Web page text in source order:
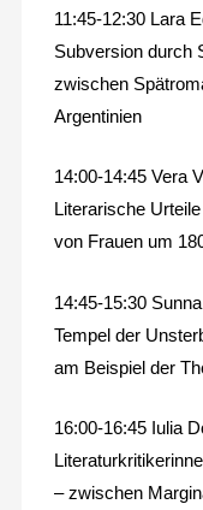
11:45-12:30 Lara
Subversion durch
zwischen
Argentinien
14:00-14:45 Vera
Literarische
von Frauen um
14:45-15:30
Tempel der
am Beispiel der
16:00-16:45 Iulia
– zwischen